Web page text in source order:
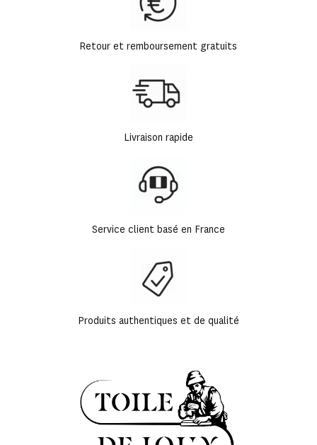
Retour et remboursement gratuits
Livraison rapide
Service client basé en France
Produits authentiques et de qualité